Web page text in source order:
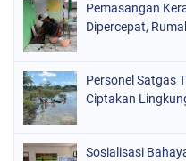
Pemasangan
Dipercepat,
Personel Satgas
Ciptakan
Sosialisasi